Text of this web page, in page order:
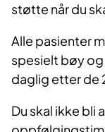
støtte når du
Alle pasienter
spesielt bøy
daglig etter de
Du skal ikke bli